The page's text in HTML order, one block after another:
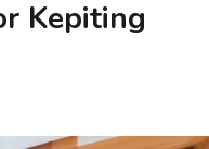
Kepiting